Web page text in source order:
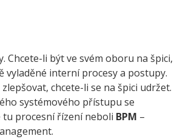
Chcete-li být ve svém oboru na špici,
vyladěné interní procesy a postupy.
chcete-li se na špici udržet.
systémového přístupu se
procesní řízení neboli BPM –